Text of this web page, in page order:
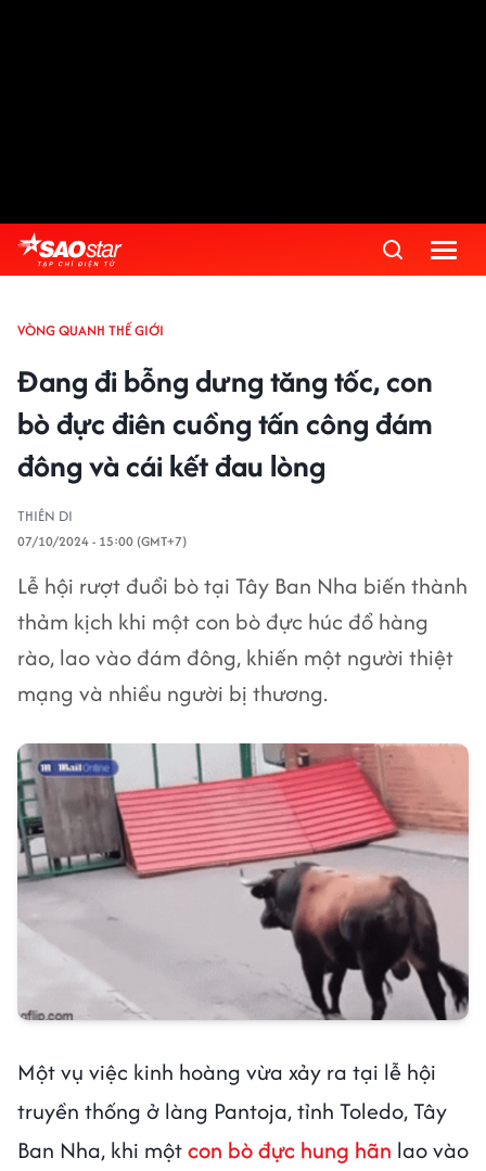
VÒNG QUANH THẾ GIỚI
Đang đi bỗng dưng tăng tốc, con
bò đực điên cuồng tấn công đám
đông và cái kết đau lòng
THIÊN DI
07/10/2024 - 15:00 (GMT+7)
Lễ hội rượt đuổi bò tại Tây Ban Nha biến thành
thảm kịch khi một con bò đực húc đổ hàng
rào, lao vào đám đông, khiến một người thiệt
mạng và nhiều người bị thương.
Một vụ việc kinh hoàng vừa xảy ra tại lễ hội
truyền thống ở làng Pantoja, tỉnh Toledo, Tây
Ban Nha, khi mộtcon bò đực hung hãn lao vào